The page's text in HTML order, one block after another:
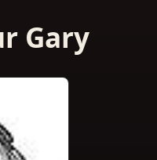
Gary